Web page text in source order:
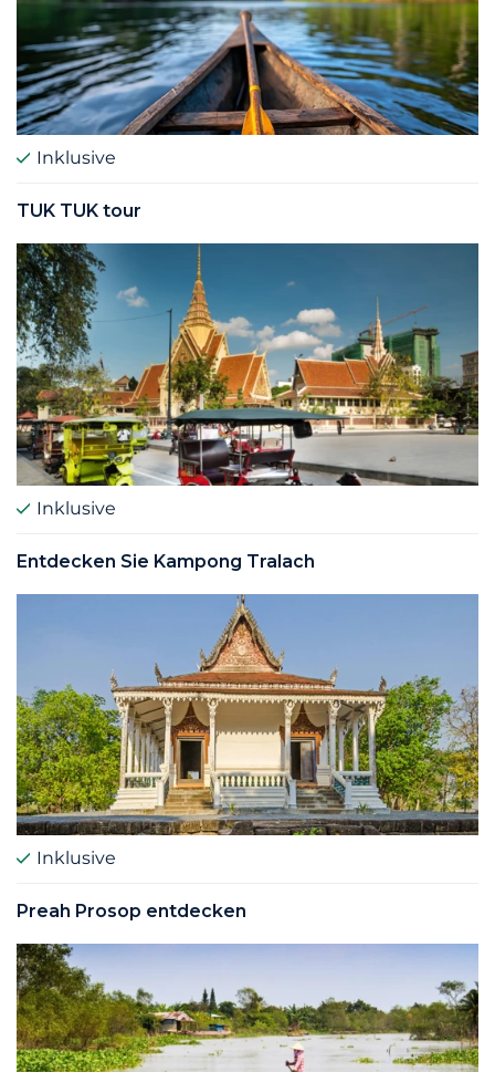
Inklusive
TUK TUK tour
Inklusive
Entdecken Sie Kampong Tralach
Inklusive
Preah Prosop entdecken